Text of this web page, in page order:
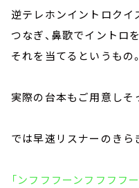
逆テレホンイントロク
つなぎ、鼻歌でイントロ
それを当てるというもの。
実際の台本もご用意しそ
では早速リスナーのき
「ンフフフーンフフフフ